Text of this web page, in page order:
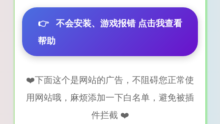
👉 不会安装、游戏报错 点击我查看
帮助
❤️下面这个是网站的广告，不阻碍您正常使
用网站哦，麻烦添加一下白名单，避免被插
件拦截 ❤️